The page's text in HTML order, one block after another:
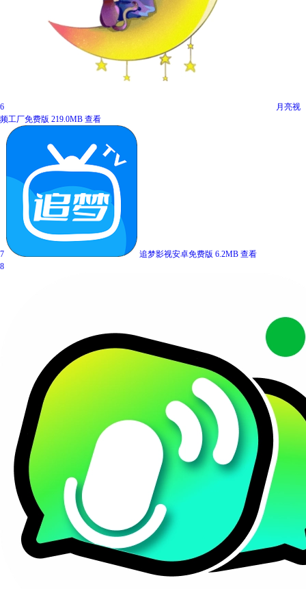
6
月亮视
频工厂免费版 219.0MB 查看
7 追梦影视安卓免费版 6.2MB 查看
8